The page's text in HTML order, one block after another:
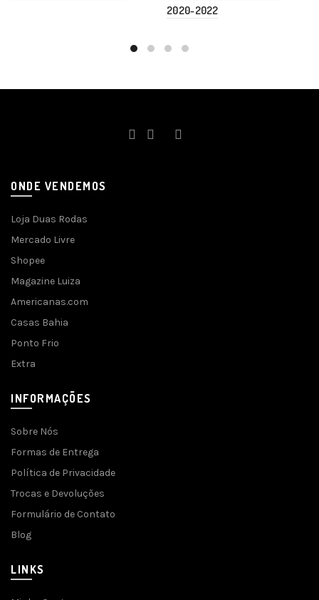
2020-2022
ONDE VENDEMOS
Loja Duas Rodas
Mercado Livre
Shopee
Magazine Luiza
Americanas.com
Casas Bahia
Ponto Frio
Extra
INFORMAÇÕES
Sobre Nós
Formas de Entrega
Política de Privacidade
Trocas e Devoluções
Formulário de Contato
Blog
LINKS